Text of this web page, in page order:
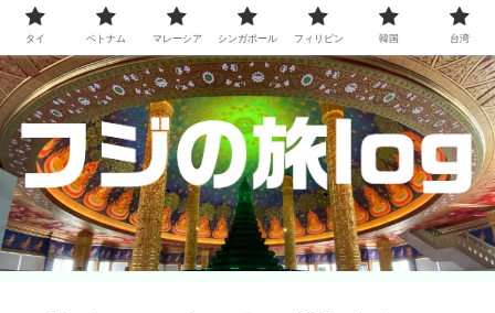
タイ ベトナム マレーシア シンガポール フィリピン 韓国 台湾